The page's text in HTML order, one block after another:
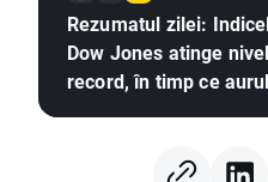
Rezumatul zilei:
Dow Jones atinge
record, în timp ce
speranțelor privind un